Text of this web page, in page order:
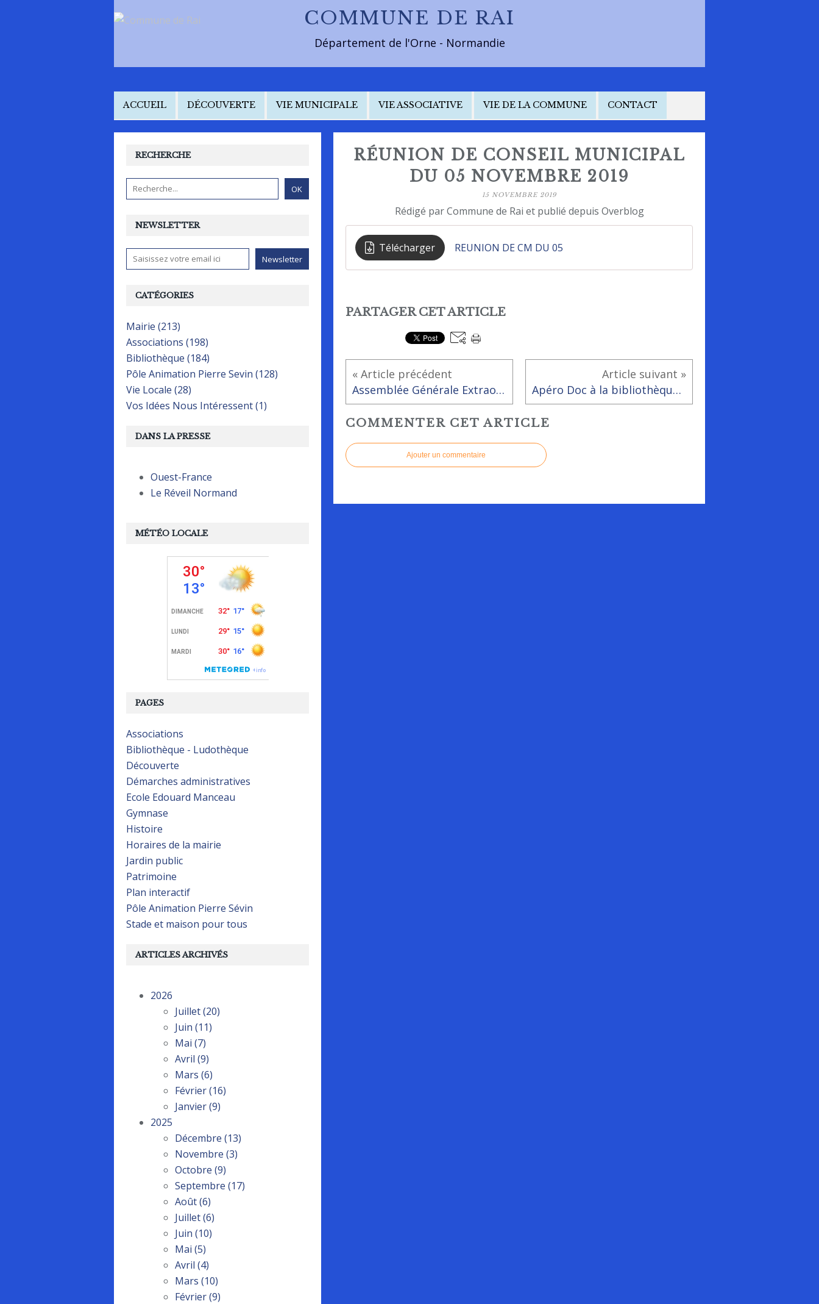
COMMUNE DE RAI
Département de l'Orne - Normandie
ACCUEIL DÉCOUVERTE VIE MUNICIPALE VIE ASSOCIATIVE VIE DE LA COMMUNE CONTACT
RÉUNION DE CONSEIL MUNICIPAL
DU 05 NOVEMBRE 2019
15 NOVEMBRE 2019
Rédigé par Commune de Rai et publié depuis Overblog
Télécharger REUNION DE CM DU 05
PARTAGER CET ARTICLE
« Article précédent
Assemblée Générale Extraordinaire de Rai-Animation
Article suivant »
Apéro Doc à la bibliothèque - ludothèque de Rai
COMMENTER CET ARTICLE
Ajouter un commentaire
NEWSLETTER
RECHERCHE
PAGES
Associations
Bibliothèque - Ludothèque
Découverte
Démarches administratives
Ecole Edouard Manceau
Gymnase
Histoire
Horaires de la mairie
Jardin public
Patrimoine
Plan interactif
Pôle Animation Pierre Sévin
Stade et maison pour tous
CATÉGORIES
Mairie (213)
Associations (198)
Bibliothèque (184)
Pôle Animation Pierre Sevin (128)
Vie Locale (28)
Vos Idées Nous Intéressent (1)
MÉTÉO LOCALE
DANS LA PRESSE
Ouest-France
Le Réveil Normand
ARTICLES ARCHIVÉS
2026
Juillet(20)
Juin (11)
Mai (7)
Avril (9)
Mars (6)
Février(16)
Janvier(9)
2025
Décembre (13)
Novembre (3)
Octobre (9)
Septembre (17)
Août(6)
Juillet(6)
Juin (10)
Mai (5)
Avril (4)
Mars (10)
Février(9)